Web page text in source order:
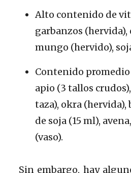
Alto contenido de
garbanzos
mungo (hervido),
Contenido promedio
apio (3 tallos
taza), okra (hervida),
de soja (15 ml),
(vaso).
Sin embargo, hay